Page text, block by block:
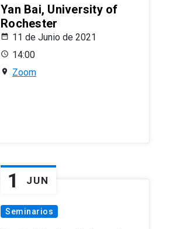
Yan Bai, University of
Rochester
11 de Junio de 2021
14:00
Zoom
1 JUN
Seminarios